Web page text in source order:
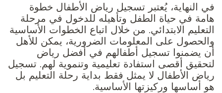
في النهاية، يُعتبر تسجيل رياض الأطفال خطوة
هامة في حياة الطفل وتأهيله للدخول في مرحلة
التعليم الابتدائي. من خلال اتباع الخطوات الأساسية
والحصول على المعلومات الضرورية، يمكن للأهل
أن يضمنوا تسجيل أطفالهم في أفضل رياض
لتحقيق أقصى استفادة تعليمية وتنموية لهم. تسجيل
رياض الأطفال لا يمثل فقط بداية رحلة التعليم بل
هو أساسها وركيزتها الأساسية.